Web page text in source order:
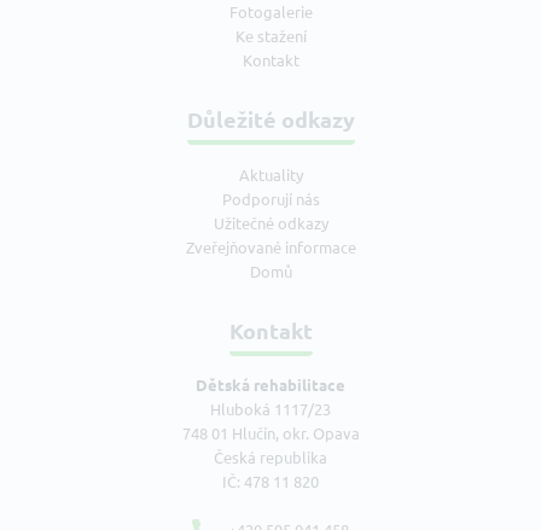
Fotogalerie
Ke stažení
Kontakt
Důležité odkazy
Aktuality
Podporují nás
Užitečné odkazy
Zveřejňované informace
Domů
Kontakt
Dětská rehabilitace
Hluboká 1117/23
748 01 Hlučín, okr. Opava
Česká republika
IČ: 478 11 820